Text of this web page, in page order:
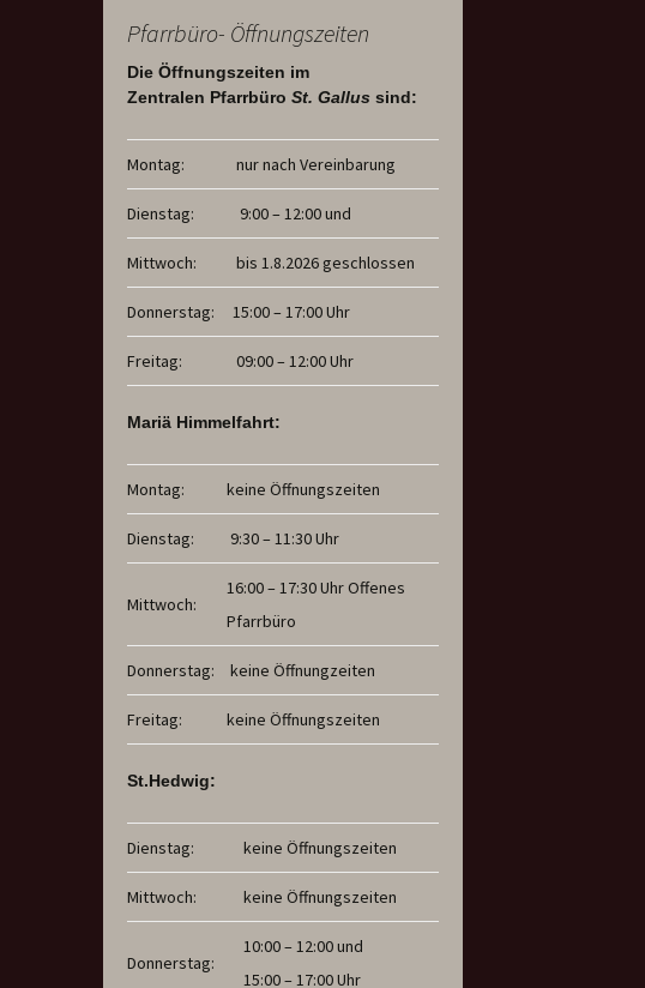
Pfarrbüro- Öffnungszeiten
Die Öffnungszeiten im
Zentralen Pfarrbüro St. Gallus sind:
Montag: nur nach Vereinbarung
Dienstag: 9:00 – 12:00 und
Mittwoch: bis 1.8.2026 geschlossen
Donnerstag: 15:00 – 17:00 Uhr
Freitag: 09:00 – 12:00 Uhr
Mariä Himmelfahrt:
Montag: keine Öffnungszeiten
Dienstag: 9:30 – 11:30 Uhr
Mittwoch:
16:00 – 17:30 Uhr Offenes
Pfarrbüro
Donnerstag: keine Öffnungzeiten
Freitag: keine Öffnungszeiten
St.Hedwig:
Dienstag: keine Öffnungszeiten
Mittwoch: keine Öffnungszeiten
Donnerstag:
10:00 – 12:00 und
15:00 – 17:00 Uhr